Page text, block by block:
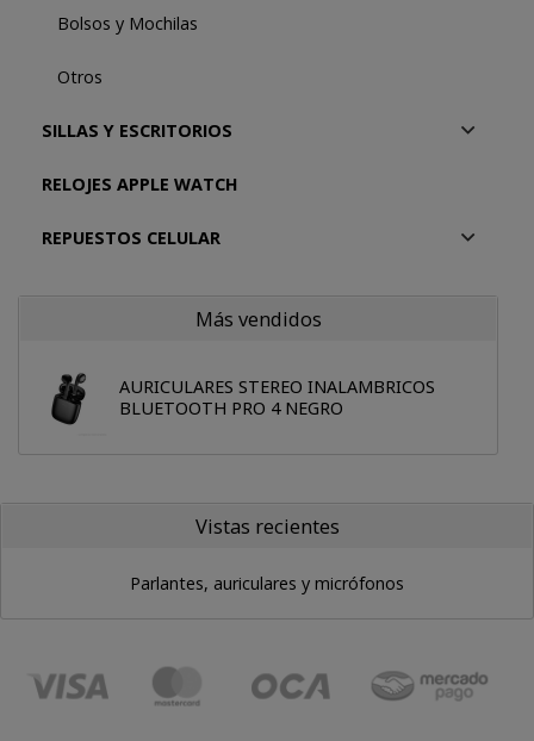
Bolsos y Mochilas
Otros
SILLAS Y ESCRITORIOS
RELOJES APPLE WATCH
REPUESTOS CELULAR
Más vendidos
AURICULARES STEREO INALAMBRICOS
BLUETOOTH PRO 4 NEGRO
Vistas recientes
Parlantes, auriculares y micrófonos